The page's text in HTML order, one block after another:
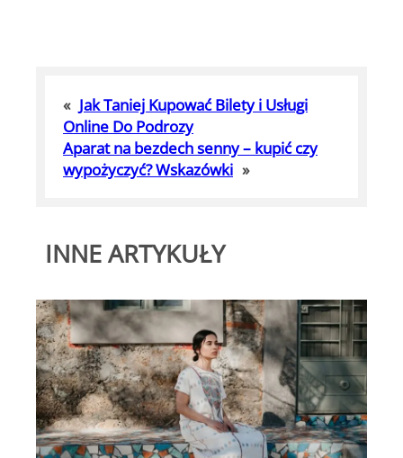
« Jak Taniej Kupować Bilety i Usługi
Online Do Podrozy
Aparat na bezdech senny – kupić czy
wypożyczyć? Wskazówki »
INNE ARTYKUŁY